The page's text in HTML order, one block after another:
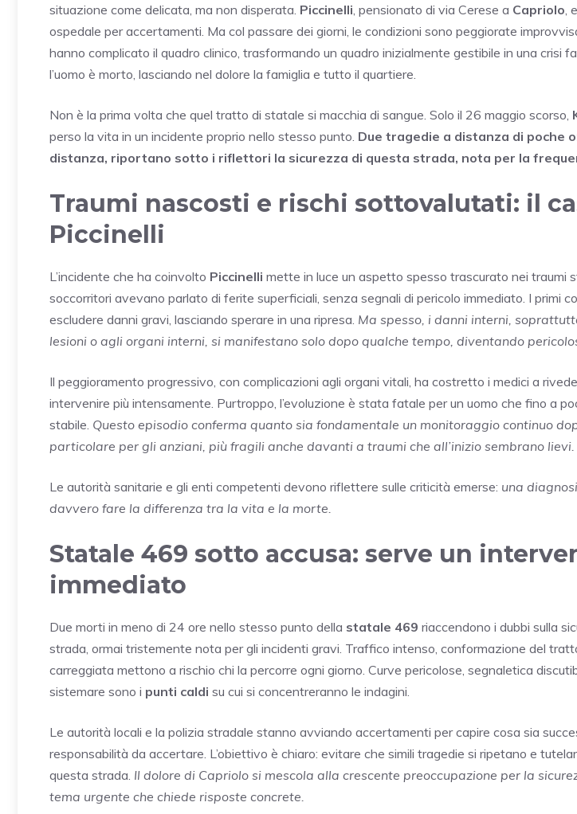
situazione come delicata, ma non disperata. Piccinelli , pensionato di via Cerese a Capriolo ,
ospedale per accertamenti. Ma col passare dei giorni, le condizioni sono peggiorate
hanno complicato il quadro clinico, trasformando un quadro inizialmente gestibile in una crisi
l’uomo è morto, lasciando nel dolore la famiglia e tutto il quartiere.
Non è la prima volta che quel tratto di statale si macchia di sangue. Solo il 26 maggio scorso,
perso la vita in un incidente proprio nello stesso punto. Due tragedie a distanza di poche
distanza, riportano sotto i riflettori la sicurezza di questa strada, nota per la
Traumi nascosti e rischi sottovalutati: il
Piccinelli
L’incidente che ha coinvolto Piccinelli mette in luce un aspetto spesso trascurato nei traumi
soccorritori avevano parlato di ferite superficiali, senza segnali di pericolo immediato. I primi
escludere danni gravi, lasciando sperare in una ripresa. Ma spesso, i danni interni,
lesioni o agli organi interni, si manifestano solo dopo qualche tempo, diventando
Il peggioramento progressivo, con complicazioni agli organi vitali, ha costretto i medici a
intervenire più intensamente. Purtroppo, l’evoluzione è stata fatale per un uomo che fino a
stabile. Questo episodio conferma quanto sia fondamentale un monitoraggio continuo
particolare per gli anziani, più fragili anche davanti a traumi che all’inizio sembrano lievi.
Le autorità sanitarie e gli enti competenti devono riflettere sulle criticità emerse: una
davvero fare la differenza tra la vita e la morte.
Statale 469 sotto accusa: serve un
immediato
Due morti in meno di 24 ore nello stesso punto della statale 469 riaccendono i dubbi sulla
strada, ormai tristemente nota per gli incidenti gravi. Traffico intenso, conformazione del
carreggiata mettono a rischio chi la percorre ogni giorno. Curve pericolose, segnaletica
sistemare sono i punti caldi su cui si concentreranno le indagini.
Le autorità locali e la polizia stradale stanno avviando accertamenti per capire cosa sia
responsabilità da accertare. L’obiettivo è chiaro: evitare che simili tragedie si ripetano e
questa strada. Il dolore di Capriolo si mescola alla crescente preoccupazione per la
tema urgente che chiede risposte concrete.